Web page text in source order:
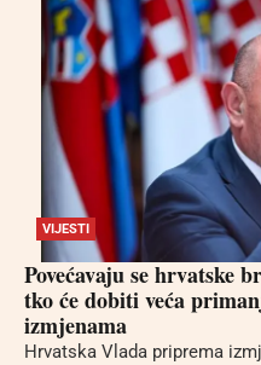
VIJESTI
Povećavaju se hrvatske
tko će dobiti veća
izmjenama
Hrvatska Vlada priprema